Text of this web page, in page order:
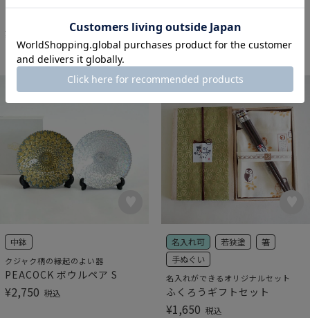
グレイズワークス カゴ入ペア
¥
¥3,300 税込
中鉢
クジャク柄の縁起のよい器
PEACOCK ボウルペア S
¥2,750 税込
名入れ可 若狭塗
箸
手ぬぐい
名入れができるオリジナルセット
ふくろうギフトセット
¥1,650 税込